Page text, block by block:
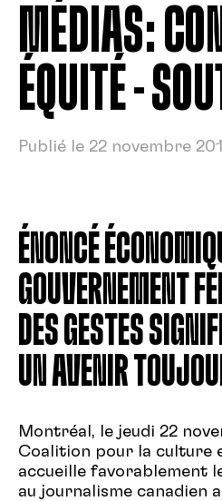
MÉDIAS:
ÉQUITÉ –
Publié le 22 novembre
ÉNONCÉ
GOUVERNEMENT
DES GESTES
UN AVENIR
Montréal, le jeudi 22
Coalition pour la culture
accueille favorablement
au journalisme canadien